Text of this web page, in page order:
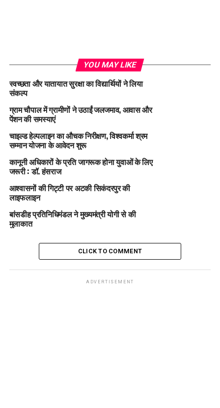
YOU MAY LIKE
स्वच्छता और यातायात सुरक्षा का विद्यार्थियों ने लिया
संकल्प
ग्राम चौपाल में ग्रामीणों ने उठाईं जलजमाव, आवास और
पेंशन की समस्याएं
चाइल्ड हेल्पलाइन का औचक निरीक्षण, विश्वकर्मा श्रम
सम्मान योजना के आवेदन शुरू
कानूनी अधिकारों के प्रति जागरूक होना युवाओं के लिए
जरूरी : डॉ. हंसराज
आश्वासनों की गिट्टी पर अटकी सिकंदरपुर की
लाइफलाइन
बांसडीह प्रतिनिधिमंडल ने मुख्यमंत्री योगी से की
मुलाकात
CLICK TO COMMENT
ADVERTISEMENT